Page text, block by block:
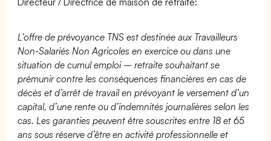
L’offre de prévoyance TNS est destinée aux Travailleurs
Non-Salariés Non Agricoles en exercice ou dans une
situation de cumul emploi – retraite souhaitant se
prémunir contre les conséquences financières en cas de
décès et d’arrêt de travail en prévoyant le versement d’un
capital, d’une rente ou d’indemnités journalières selon les
cas. Les garanties peuvent être souscrites entre 18 et 65
ans sous réserve d’être en activité professionnelle et